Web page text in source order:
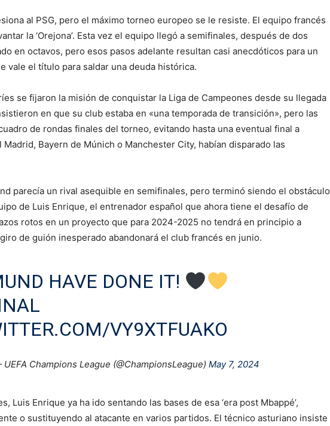
al PSG, pero el máximo torneo europeo se le resiste. El equipo francés
la ‘Orejona’. Esta vez el equipo llegó a semifinales, después de dos
en octavos, pero esos pasos adelante resultan casi anecdóticos para un
vale el título para saldar una deuda histórica.
se fijaron la misión de conquistar la Liga de Campeones desde su llegada
en que su club estaba en «una temporada de transición», pero las
de rondas finales del torneo, evitando hasta una eventual final a
Madrid, Bayern de Múnich o Manchester City, habían disparado las
parecía un rival asequible en semifinales, pero terminó siendo el obstáculo
de Luis Enrique, el entrenador español que ahora tiene el desafío de
rotos en un proyecto que para 2024-2025 no tendrá en principio a
de guión inesperado abandonará el club francés en junio.
HAVE DONE IT!
VY9XTFUAKO
Champions League (@ChampionsLeague) May 7, 2024
Luis Enrique ya ha ido sentando las bases de esa ‘era post Mbappé’,
o sustituyendo al atacante en varios partidos. El técnico asturiano insiste